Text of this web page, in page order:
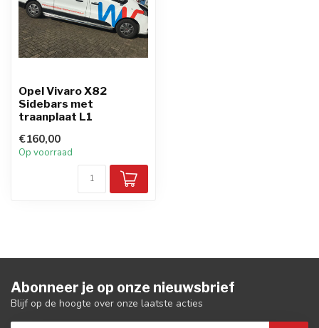
Opel Vivaro X82
Sidebars met
traanplaat L1
€160,00
Op voorraad
Abonneer je op onze nieuwsbrief
Blijf op de hoogte over onze laatste acties